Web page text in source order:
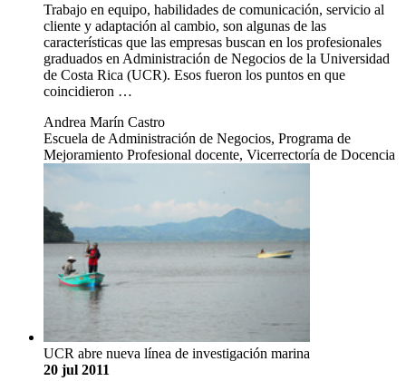
Trabajo en equipo, habilidades de comunicación, servicio al
cliente y adaptación al cambio, son algunas de las
características que las empresas buscan en los profesionales
graduados en Administración de Negocios de la Universidad
de Costa Rica (UCR). Esos fueron los puntos en que
coincidieron …
Andrea Marín Castro
Escuela de Administración de Negocios, Programa de
Mejoramiento Profesional docente, Vicerrectoría de Docencia
UCR abre nueva línea de investigación marina
20 jul 2011